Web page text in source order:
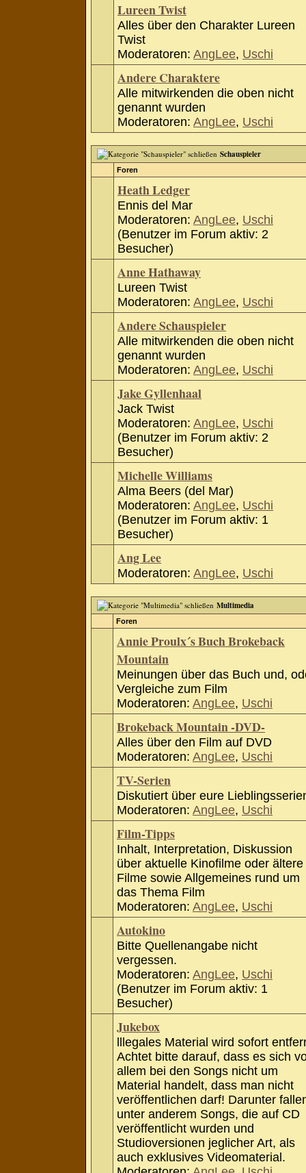
Lureen Twist
Alles über den Charakter Lureen
Twist
Moderatoren: AngLee, Uschi
Andere Charaktere
Alle mitwirkenden die oben nicht
genannt wurden
Moderatoren: AngLee, Uschi
Schauspieler
Foren
Heath Ledger
Ennis del Mar
Moderatoren: AngLee, Uschi
(Benutzer im Forum aktiv: 2
Besucher)
Anne Hathaway
Lureen Twist
Moderatoren: AngLee, Uschi
Andere Schauspieler
Alle mitwirkenden die oben nicht
genannt wurden
Moderatoren: AngLee, Uschi
Jake Gyllenhaal
Jack Twist
Moderatoren: AngLee, Uschi
(Benutzer im Forum aktiv: 2
Besucher)
Michelle Williams
Alma Beers (del Mar)
Moderatoren: AngLee, Uschi
(Benutzer im Forum aktiv: 1
Besucher)
Ang Lee
Moderatoren: AngLee, Uschi
Multimedia
Foren
Annie Proulx´s Buch Brokeback
Mountain
Meinungen über das Buch und,
Vergleiche zum Film
Moderatoren: AngLee, Uschi
Brokeback Mountain -DVD-
Alles über den Film auf DVD
Moderatoren: AngLee, Uschi
TV-Serien
Diskutiert über eure
Moderatoren: AngLee, Uschi
Film-Tipps
Inhalt, Interpretation, Diskussion
über aktuelle Kinofilme oder ältere
Filme sowie Allgemeines rund um
das Thema Film
Moderatoren: AngLee, Uschi
Autokino
Bitte Quellenangabe nicht
vergessen.
Moderatoren: AngLee, Uschi
(Benutzer im Forum aktiv: 1
Besucher)
Jukebox
lllegales Material wird sofort
Achtet bitte darauf, dass es sich
allem bei den Songs nicht um
Material handelt, dass man nicht
veröffentlichen darf! Darunter
unter anderem Songs, die auf CD
veröffentlicht wurden und
Studioversionen jeglicher Art, als
auch exklusives Videomaterial.